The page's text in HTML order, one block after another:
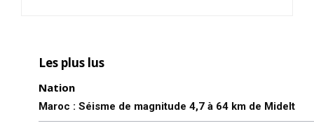
Les plus lus
Nation
Maroc : Séisme de magnitude 4,7 à 64 km de Midelt